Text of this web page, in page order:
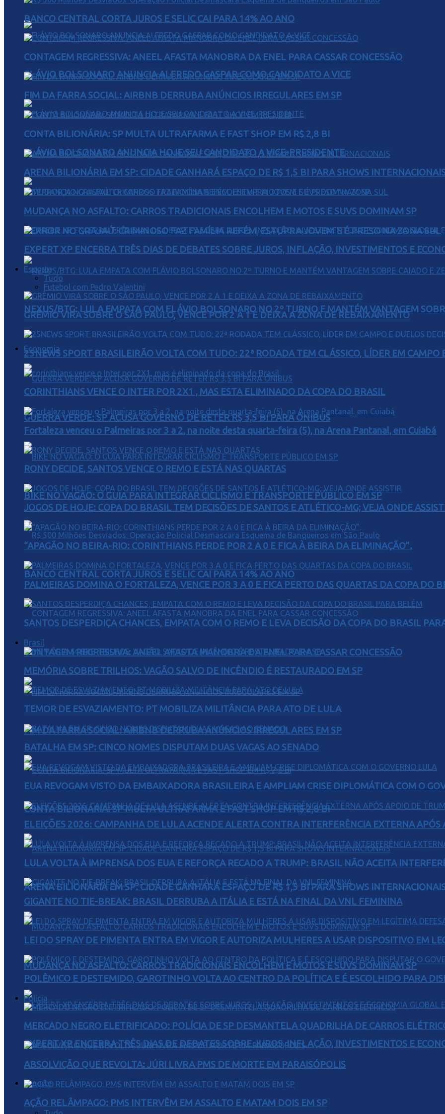
FLÁVIO BOLSONARO ANUNCIA ALFREDO GASPAR COMO CANDIDATO A VICE
FLÁVIO BOLSONARO ANUNCIA HOJE SEU CANDIDATO A VICE-PRESIDENTE
TERROR NO GRAJAÚ: CRIMINOSO FAZ FAMÍLIA REFÉM, ESTUPRA JOVEM E É PRESO NA ZONA SUL
NEXUS/BTG: LULA EMPATA COM FLÁVIO BOLSONARO NO 2º TURNO E MANTÉM VANTAGEM
Economia
GUERRA VERDE: SP ACUSA GOVERNO DE RETER R$ 3,5 BI PARA ÔNIBUS
BIKE NO VAGÃO: O GUIA PARA INTEGRAR CICLISMO E TRANSPORTE PÚBLICO EM SP
BANCO CENTRAL CORTA JUROS E SELIC CAI PARA 14% AO ANO
CONTAGEM REGRESSIVA: ANEEL AFASTA MANOBRA DA ENEL PARA CASSAR CONCESSÃO
FIM DA FARRA SOCIAL: AIRBNB DERRUBA ANÚNCIOS IRREGULARES EM SP
CONTA BILIONÁRIA: SP MULTA ULTRAFARMA E FAST SHOP EM R$ 2,8 BI
ARENA BILIONÁRIA EM SP: CIDADE GANHARÁ ESPAÇO DE R$ 1,5 BI PARA SHOWS
MUDANÇA NO ASFALTO: CARROS TRADICIONAIS ENCOLHEM E MOTOS E SUVS DOMINAM SP
EXPERT XP ENCERRA TRÊS DIAS DE DEBATES SOBRE JUROS, INFLAÇÃO, INVESTIMENTOS E
Esporte
BANCO CENTRAL CORTA JUROS E SELIC CAI PARA 14% AO ANO
CONTAGEM REGRESSIVA: ANEEL AFASTA MANOBRA DA ENEL PARA CASSAR CONCESSÃO
FIM DA FARRA SOCIAL: AIRBNB DERRUBA ANÚNCIOS IRREGULARES EM SP
CONTA BILIONÁRIA: SP MULTA ULTRAFARMA E FAST SHOP EM R$ 2,8 BI
ARENA BILIONÁRIA EM SP: CIDADE GANHARÁ ESPAÇO DE R$ 1,5 BI PARA SHOWS
MUDANÇA NO ASFALTO: CARROS TRADICIONAIS ENCOLHEM E MOTOS E SUVS DOMINAM SP
EXPERT XP ENCERRA TRÊS DIAS DE DEBATES SOBRE JUROS, INFLAÇÃO, INVESTIMENTOS E
Esporte
Tudo
Futebol com Pedro Valentini
GRÊMIO VIRA SOBRE O SÃO PAULO, VENCE POR 2 A 1 E DEIXA A ZONA DE REBAIXAMENTO
25NEWS SPORT BRASILEIRÃO VOLTA COM TUDO: 22ª RODADA TEM CLÁSSICO, LÍDER EM CAMPO
CORINTHIANS VENCE O INTER POR 2X1 , MAS ESTA ELIMINADO DA COPA DO BRASIL
Fortaleza venceu o Palmeiras por 3 a 2, na noite desta quarta-feira (5), na Arena Pantanal, em Cuiabá
RONY DECIDE, SANTOS VENCE O REMO E ESTÁ NAS QUARTAS
JOGOS DE HOJE: COPA DO BRASIL TEM DECISÕES DE SANTOS E ATLÉTICO-MG; VEJA ONDE
“APAGÃO NO BEIRA-RIO: CORINTHIANS PERDE POR 2 A 0 E FICA À BEIRA DA ELIMINAÇÃO”.
PALMEIRAS DOMINA O FORTALEZA, VENCE POR 3 A 0 E FICA PERTO DAS QUARTAS DA COPA DO
SANTOS DESPERDIÇA CHANCES, EMPATA COM O REMO E LEVA DECISÃO DA COPA DO BRASIL
Brasil
MEMÓRIA SOBRE TRILHOS: VAGÃO SALVO DE INCÊNDIO É RESTAURADO EM SP
TEMOR DE ESVAZIAMENTO: PT MOBILIZA MILITÂNCIA PARA ATO DE LULA
BATALHA EM SP: CINCO NOMES DISPUTAM DUAS VAGAS AO SENADO
EUA REVOGAM VISTO DA EMBAIXADORA BRASILEIRA E AMPLIAM CRISE DIPLOMÁTICA COM O
ELEIÇÕES 2026: CAMPANHA DE LULA ACENDE ALERTA CONTRA INTERFERÊNCIA EXTERNA
LULA VOLTA À IMPRENSA DOS EUA E REFORÇA RECADO A TRUMP: BRASIL NÃO ACEITA
GIGANTE NO TIE-BREAK: BRASIL DERRUBA A ITÁLIA E ESTÁ NA FINAL DA VNL FEMININA
LEI DO SPRAY DE PIMENTA ENTRA EM VIGOR E AUTORIZA MULHERES A USAR DISPOSITIVO EM
POLÊMICO E DESTEMIDO, GAROTINHO VOLTA AO CENTRO DA POLÍTICA E É ESCOLHIDO PARA
Polícia
MERCADO NEGRO ELETRIFICADO: POLÍCIA DE SP DESMANTELA QUADRILHA DE CARROS
ABSOLVIÇÃO QUE REVOLTA: JÚRI LIVRA PMS DE MORTE EM PARAISÓPOLIS
AÇÃO RELÂMPAGO: PMS INTERVÊM EM ASSALTO E MATAM DOIS EM SP